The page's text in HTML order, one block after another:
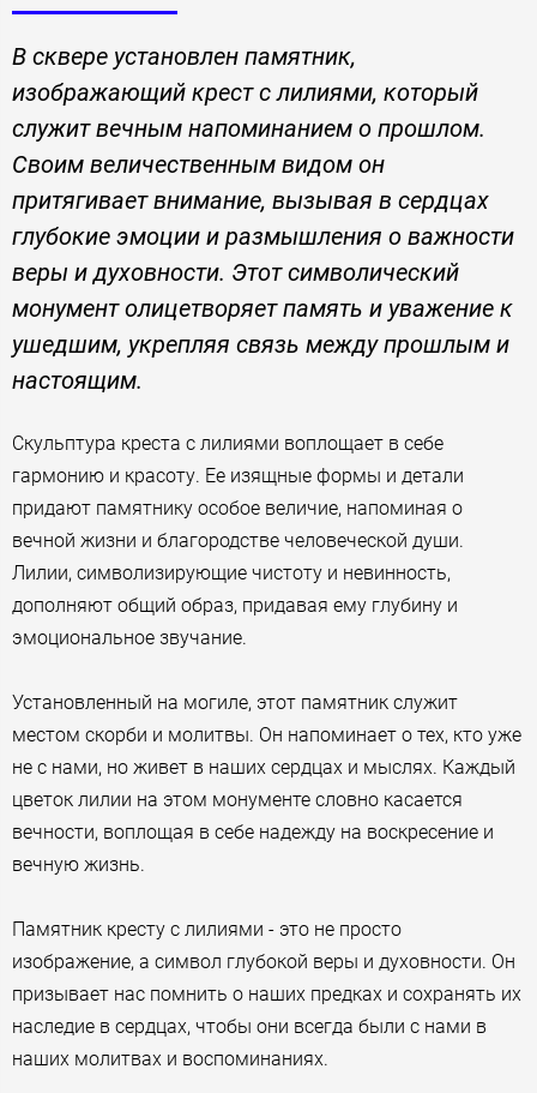
В сквере установлен памятник,
изображающий крест с лилиями, который
служит вечным напоминанием о прошлом.
Своим величественным видом он
притягивает внимание, вызывая в сердцах
глубокие эмоции и размышления о важности
веры и духовности. Этот символический
монумент олицетворяет память и уважение к
ушедшим, укрепляя связь между прошлым и
настоящим.
Скульптура креста с лилиями воплощает в себе
гармонию и красоту. Ее изящные формы и детали
придают памятнику особое величие, напоминая о
вечной жизни и благородстве человеческой души.
Лилии, символизирующие чистоту и невинность,
дополняют общий образ, придавая ему глубину и
эмоциональное звучание.
Установленный на могиле, этот памятник служит
местом скорби и молитвы. Он напоминает о тех, кто уже
не с нами, но живет в наших сердцах и мыслях. Каждый
цветок лилии на этом монументе словно касается
вечности, воплощая в себе надежду на воскресение и
вечную жизнь.
Памятник кресту с лилиями - это не просто
изображение, а символ глубокой веры и духовности. Он
призывает нас помнить о наших предках и сохранять их
наследие в сердцах, чтобы они всегда были с нами в
наших молитвах и воспоминаниях.